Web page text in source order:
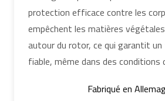
protection efficace contre les
empêchent les matières
autour du rotor, ce qui garantit
fiable, même dans des conditions
Fabriqué en